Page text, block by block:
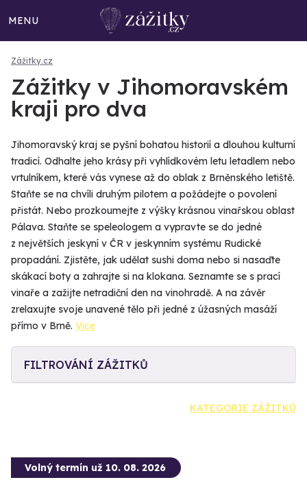
MENU
Zážitky.cz
Zážitky v Jihomoravském
kraji pro dva
Jihomoravský kraj se pyšní bohatou historií a dlouhou kulturní
tradicí. Odhalte jeho krásy při vyhlídkovém letu letadlem nebo
vrtulníkem, které vás vynese až do oblak z Brněnského letiště.
Staňte se na chvíli druhým pilotem a požádejte o povolení
přistát. Nebo prozkoumejte z výšky krásnou vinařskou oblast
Pálava. Staňte se speleologem a vypravte se do jedné
z největších jeskyní v ČR v jeskynním systému Rudické
propadání. Zjistěte, jak udělat sushi doma nebo si nasaďte
skákací boty a zahrajte si na klokana. Seznamte se s prací
vinaře a zažijte netradiční den na vinohradě. A na závěr
zrelaxujte svoje unavené tělo při jedné z úžasných masáží
přímo v Brně. Více
FILTROVÁNÍ ZÁŽITKŮ
KATEGORIE ZÁŽITKŮ
Volný termín už 10. 08. 2026